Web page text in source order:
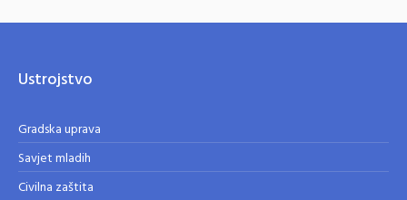
Ustrojstvo
Gradska uprava
Savjet mladih
Civilna zaštita